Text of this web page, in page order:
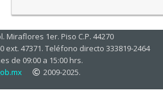
Miraflores 1er. Piso C.P. 44270
ext. 47371. Teléfono directo 333819-2464
de 09:00 a 15:00 hrs.
2009-2025.